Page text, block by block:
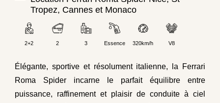
Tropez, Cannes et Monaco
2+2 2 3 Essence 320km/h V8
Élégante, sportive et résolument italienne, la Ferrari
Roma Spider incarne le parfait équilibre entre
puissance, raffinement et plaisir de conduite à ciel